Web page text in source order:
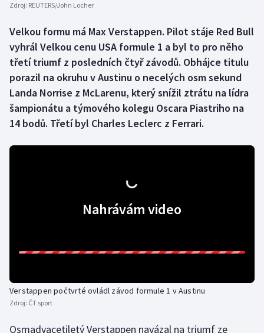
Biatlon
Boby a skeleton
Box
Curling
Dostihy
Jezdectví
Aplikace ČT sport
AZ kvíz
Zdroj: REUTERS/John Locher
Velkou formu má Max Verstappen. Pilot stáje Red Bull
vyhrál Velkou cenu USA formule 1 a byl to pro něho
třetí triumf z posledních čtyř závodů. Obhájce titulu
porazil na okruhu v Austinu o necelých osm sekund
Landa Norrise z McLarenu, který snížil ztrátu na lídra
šampionátu a týmového kolegu Oscara Piastriho na
14 bodů. Třetí byl Charles Leclerc z Ferrari.
Nahrávám video
Verstappen počtvrté ovládl závod formule 1 v Austinu
Zdroj: ČT sport
Osmadvacetiletý Verstappen navázal na triumf ze